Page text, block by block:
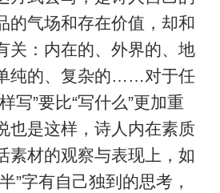
的气场和存在价值，却和
关：内在的、外界的、地
纯的、复杂的……对于任
写”要比“写什么”更加重
也是这样，诗人内在素质
素材的观察与表现上，如
”字有自己独到的思考，